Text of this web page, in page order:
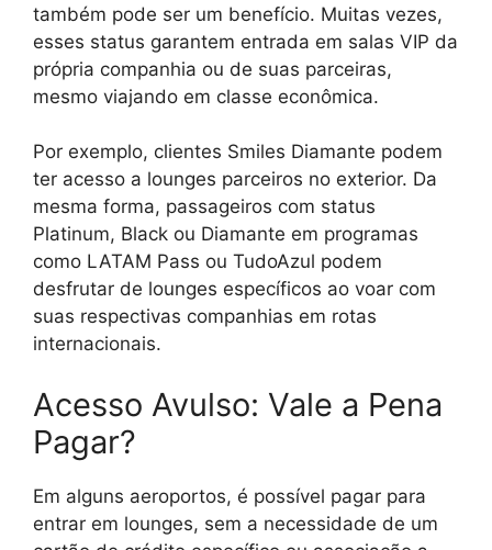
também pode ser um benefício. Muitas vezes,
esses status garantem entrada em salas VIP da
própria companhia ou de suas parceiras,
mesmo viajando em classe econômica.
Por exemplo, clientes Smiles Diamante podem
ter acesso a lounges parceiros no exterior. Da
mesma forma, passageiros com status
Platinum, Black ou Diamante em programas
como LATAM Pass ou TudoAzul podem
desfrutar de lounges específicos ao voar com
suas respectivas companhias em rotas
internacionais.
Acesso Avulso: Vale a Pena
Pagar?
Em alguns aeroportos, é possível pagar para
entrar em lounges, sem a necessidade de um